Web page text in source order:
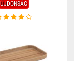
ÚJDONSÁG